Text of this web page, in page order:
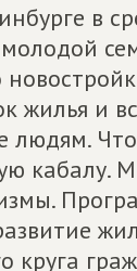
в
жилья и
кабалу.
круга